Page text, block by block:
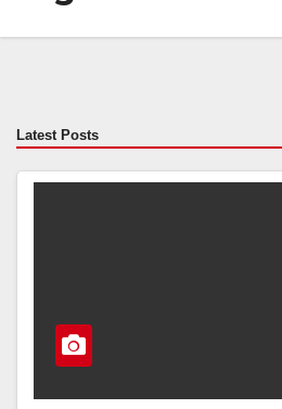
Latest Posts